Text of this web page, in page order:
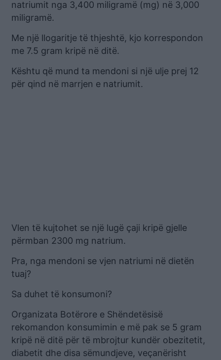
natriumit nga 3,400 miligramë (mg) në 3,000
miligramë.
Me një llogaritje të thjeshtë, kjo korrespondon
me 7.5 gram kripë në ditë.
Kështu që mund ta mendoni si një ulje prej 12
për qind në marrjen e natriumit.
Vlen të kujtohet se një lugë çaji kripë gjelle
përmban 2300 mg natrium.
Pra, nga mendoni se vjen natriumi në dietën
tuaj?
Sa duhet të konsumoni?
Organizata Botërore e Shëndetësisë
rekomandon konsumimin e më pak se 5 gram
kripë në ditë për të mbrojtur kundër obezitetit,
diabetit dhe disa sëmundjeve, veçanërisht